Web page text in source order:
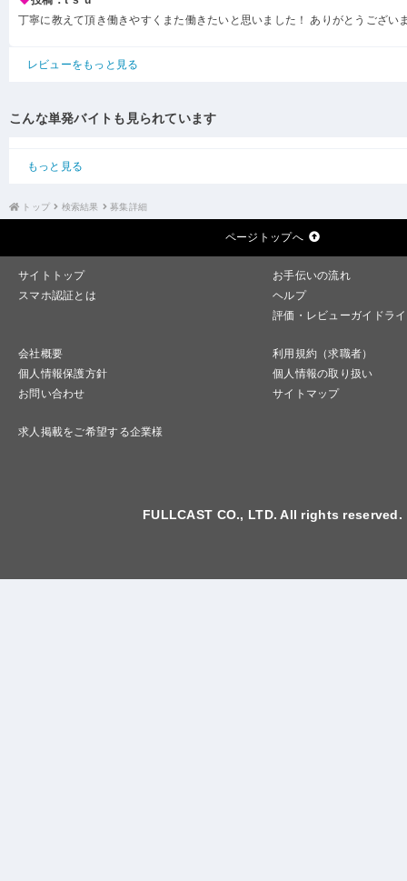
丁寧に教えて頂き働きやすくまた働きたいと思いました！ ありがとうござい
レビューをもっと見る
こんな単発バイトも見られています
もっと見る
トップ 検索結果 募集詳細
ページトップへ
サイトトップ
お手伝いの流れ
スマホ認証とは
ヘルプ
評価・レビューガイドラ
会社概要
利用規約（求職者）
個人情報保護方針
個人情報の取り扱い
お問い合わせ
サイトマップ
求人掲載をご希望する企業様
FULLCAST CO., LTD. All rights reserved.